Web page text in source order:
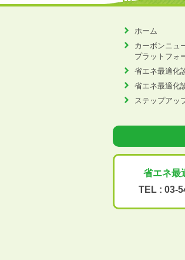
ホーム
カーボンニュ
プラットフォ
省エネ最適化
省エネ最適化
ステップアッ
省エネ最
TEL : 03-